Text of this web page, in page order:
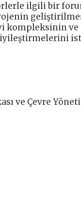
ilgili bir
kompleksinin ve
iyileştirmelerini
ve Çevre